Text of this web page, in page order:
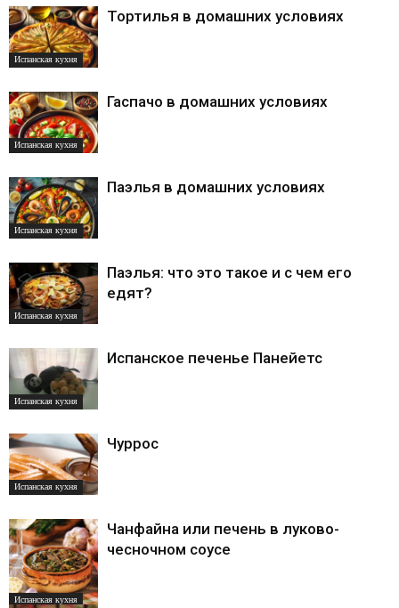
Испанская кухня
Тортилья в домашних условиях
Испанская кухня
Гаспачо в домашних условиях
Испанская кухня
Паэлья в домашних условиях
Испанская кухня
Паэлья: что это такое и с чем его
едят?
Испанская кухня
Испанское печенье Панейетс
Испанская кухня
Чуррос
Испанская кухня
Чанфайна или печень в луково-
чесночном соусе